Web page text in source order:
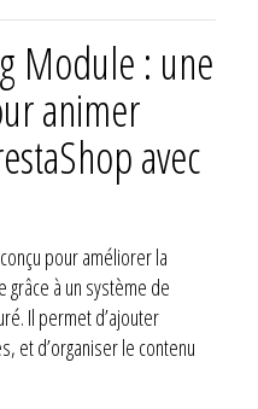
Module : une
animer
avec
pour améliorer la
à un système de
Il permet d’ajouter
et d’organiser le contenu